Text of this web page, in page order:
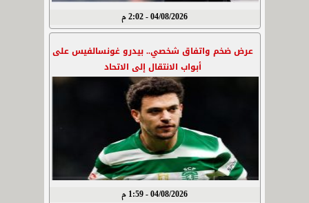
04/08/2026 - 2:02 م
عرض ضخم واتفاق شخصي.. بيدرو غونسالفيس على
أبواب الانتقال إلى الاتحاد
04/08/2026 - 1:59 م